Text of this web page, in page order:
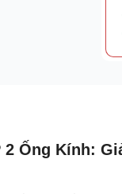
Ống Kính: